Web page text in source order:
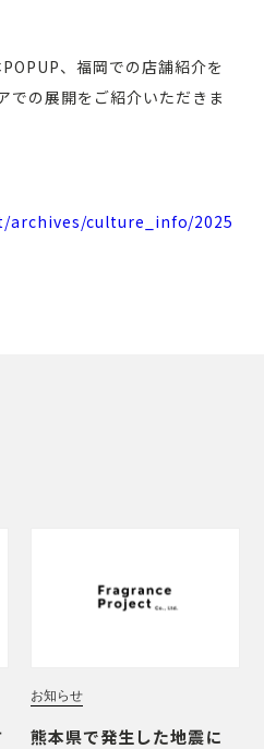
、福岡での店舗紹介を
での展開をご紹介いただきま
culture_info/2025
お知らせ
熊本県で発生した地震に